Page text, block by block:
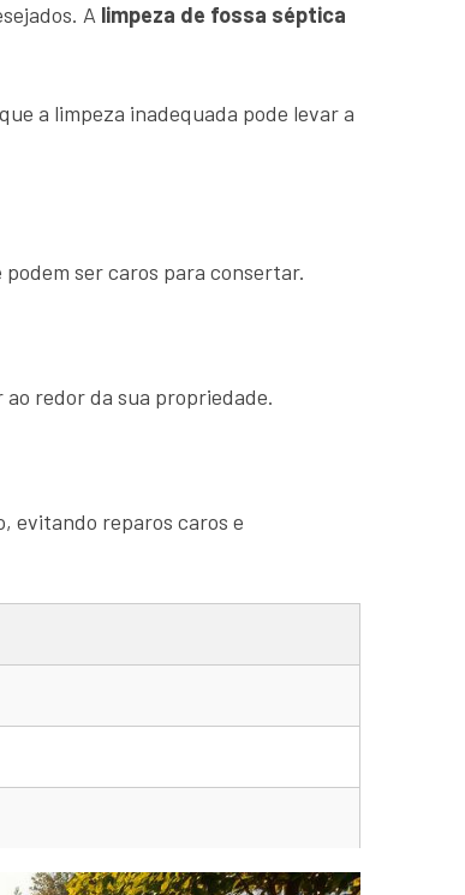
A limpeza de fossa séptica
a limpeza inadequada pode levar a
ser caros para consertar.
redor da sua propriedade.
evitando reparos caros e